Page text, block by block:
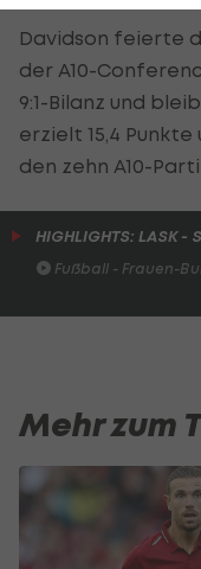
Davidson feierte
der A10-
9:1-Bilanz und
erzielt 15,4 Punkte
den zehn A10-
HIGHLIGHTS: LASK -
Fußball - Frauen-
Mehr zum